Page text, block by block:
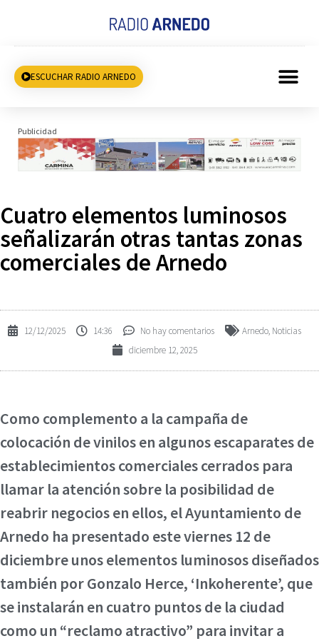
ESCUCHAR RADIO ARNEDO
Publicidad
Cuatro elementos luminosos
señalizarán otras tantas zonas
comerciales de Arnedo
12/12/2025 14:36 No hay comentarios Arnedo, Noticias
diciembre 12, 2025
Como complemento a la campaña de
colocación de vinilos en algunos escaparates de
establecimientos comerciales cerrados para
llamar la atención sobre la posibilidad de
reabrir negocios en ellos, el Ayuntamiento de
Arnedo ha presentado este viernes 12 de
diciembre unos elementos luminosos diseñados
también por Gonzalo Herce, ‘Inkoherente’, que
se instalarán en cuatro puntos de la ciudad
como un “reclamo atractivo” para invitar a